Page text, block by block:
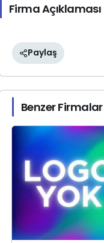
Firma Açıklaması
Paylaş
Benzer Firmalar